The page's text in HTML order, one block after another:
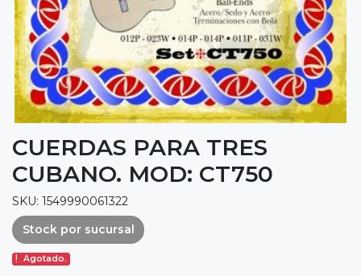
CUERDAS PARA TRES
CUBANO. MOD: CT750
SKU: 1549990061322
Stock por sucursal
Agotado.